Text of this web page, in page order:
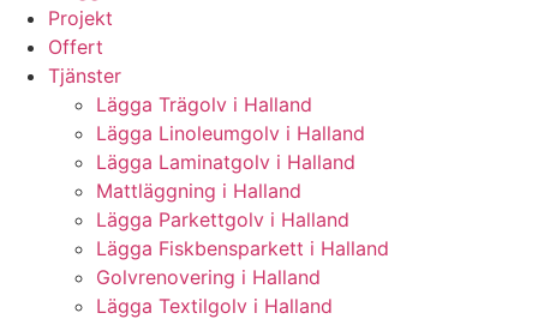
Projekt
Offert
Tjänster
Lägga Trägolv i Halland
Lägga Linoleumgolv i Halland
Lägga Laminatgolv i Halland
Mattläggning i Halland
Lägga Parkettgolv i Halland
Lägga Fiskbensparkett i Halland
Golvrenovering i Halland
Lägga Textilgolv i Halland